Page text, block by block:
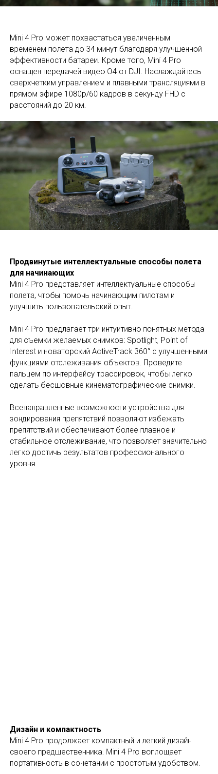
Mini 4 Pro может похвастаться увеличенным
временем полета до 34 минут благодаря улучшенной
эффективности батареи. Кроме того, Mini 4 Pro
оснащен передачей видео O4 от DJI. Наслаждайтесь
сверхчетким управлением и плавными трансляциями в
прямом эфире 1080p/60 кадров в секунду FHD с
расстояний до 20 км.
Продвинутые интеллектуальные способы полета
для начинающих
Mini 4 Pro представляет интеллектуальные способы
полета, чтобы помочь начинающим пилотам и
улучшить пользовательский опыт.
Mini 4 Pro предлагает три интуитивно понятных метода
для съемки желаемых снимков: Spotlight, Point of
Interest и новаторский ActiveTrack 360° с улучшенными
функциями отслеживания объектов. Проведите
пальцем по интерфейсу трассировок, чтобы легко
сделать бесшовные кинематографические снимки.
Всенаправленные возможности устройства для
зондирования препятствий позволяют избежать
препятствий и обеспечивают более плавное и
стабильное отслеживание, что позволяет значительно
легко достичь результатов профессионального
уровня.
Дизайн и компактность
Mini 4 Pro продолжает компактный и легкий дизайн
своего предшественника. Mini 4 Pro воплощает
портативность в сочетании с простотым удобством.